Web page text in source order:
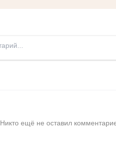
Никто ещё не оставил